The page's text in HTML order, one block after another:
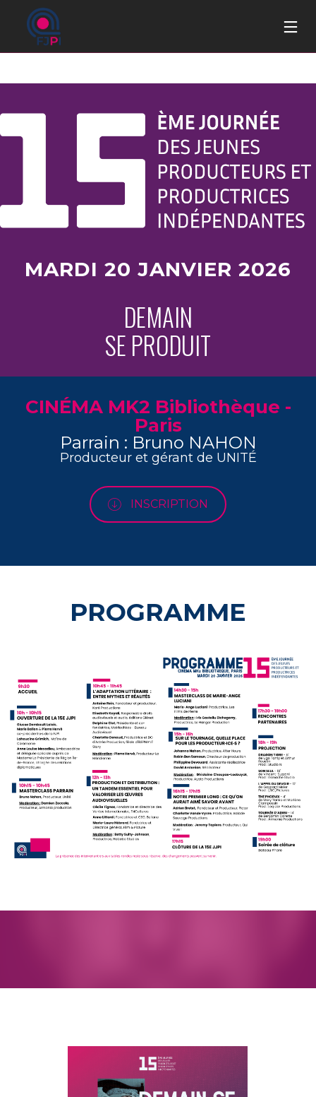
MARDI 20 JANVIER 2026
DEMAIN
SE PRODUIT
CINÉMA MK2 Bibliothèque -
Paris
Parrain : Bruno NAHON
Producteur et gérant de UNITÉ
INSCRIPTION
PROGRAMME